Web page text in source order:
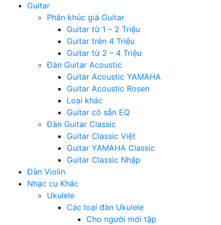
Guitar
Phân khúc giá Guitar
Guitar từ 1 – 2 Triệu
Guitar trên 4 Triệu
Guitar từ 2 – 4 Triệu
Đàn Guitar Acoustic
Guitar Acoustic YAMAHA
Guitar Acoustic Rosen
Loại khác
Guitar có sẵn EQ
Đàn Guitar Classic
Guitar Classic Việt
Guitar YAMAHA Classic
Guitar Classic Nhập
Đàn Violin
Nhạc cụ Khác
Ukulele
Các loại đàn Ukulele
Cho người mới tập